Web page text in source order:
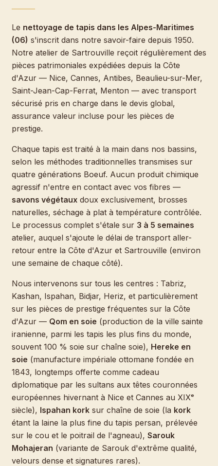
Le nettoyage de tapis dans les Alpes-Maritimes
(06) s'inscrit dans notre savoir-faire depuis 1950.
Notre atelier de Sartrouville reçoit régulièrement des
pièces patrimoniales expédiées depuis la Côte
d'Azur — Nice, Cannes, Antibes, Beaulieu-sur-Mer,
Saint-Jean-Cap-Ferrat, Menton — avec transport
sécurisé pris en charge dans le devis global,
assurance valeur incluse pour les pièces de
prestige.
Chaque tapis est traité à la main dans nos bassins,
selon les méthodes traditionnelles transmises sur
quatre générations Boeuf. Aucun produit chimique
agressif n'entre en contact avec vos fibres —
savons végétaux doux exclusivement, brosses
naturelles, séchage à plat à température contrôlée.
Le processus complet s'étale sur 3 à 5 semaines
atelier, auquel s'ajoute le délai de transport aller-
retour entre la Côte d'Azur et Sartrouville (environ
une semaine de chaque côté).
Nous intervenons sur tous les centres : Tabriz,
Kashan, Ispahan, Bidjar, Heriz, et particulièrement
sur les pièces de prestige fréquentes sur la Côte
d'Azur — Qom en soie (production de la ville sainte
iranienne, parmi les tapis les plus fins du monde,
souvent 100 % soie sur chaîne soie), Hereke en
soie (manufacture impériale ottomane fondée en
1843, longtemps offerte comme cadeau
diplomatique par les sultans aux têtes couronnées
européennes hivernant à Nice et Cannes au XIXᵉ
siècle), Ispahan kork sur chaîne de soie (la kork
étant la laine la plus fine du tapis persan, prélevée
sur le cou et le poitrail de l'agneau), Sarouk
Mohajeran (variante de Sarouk d'extrême qualité,
velours dense et signatures rares).